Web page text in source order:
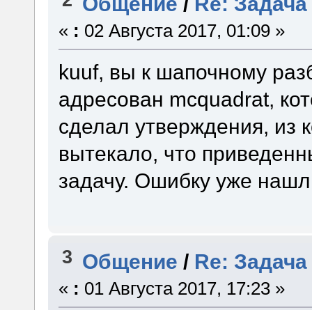
« : 02 Августа 2017, 01:09 »
kuuf, вы к шапочному
адресован mcquadrat,
сделал утверждения, из
вытекало, что
задачу. Ошибку уже
3 Общение / Re:
« : 01 Августа 2017, 17:23 »